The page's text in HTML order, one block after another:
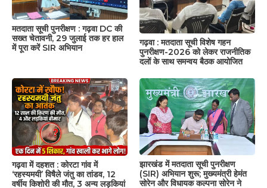
मतदाता सूची पुनरीक्षण : गढ़वा DC की
सख्त चेतावनी, 29 जुलाई तक हर हाल
में पूरा करें SIR अभियान
गढ़वा : मतदाता सूची विशेष गहन
पुनरीक्षण-2026 को लेकर राजनीतिक
दलों के साथ समन्वय बैठक आयोजित
गढ़वा में दहशत : कोरटा गांव में
‘रहस्यमयी’ विषैले जंतु का तांडव, 12
वर्षीय किशोरी की मौत, 3 अन्य लड़कियां
झारखंड में मतदाता सूची पुनरीक्षण
(SIR) अभियान शुरू; मुख्यमंत्री हेमंत
सोरेन और विधायक कल्पना सोरेन ने